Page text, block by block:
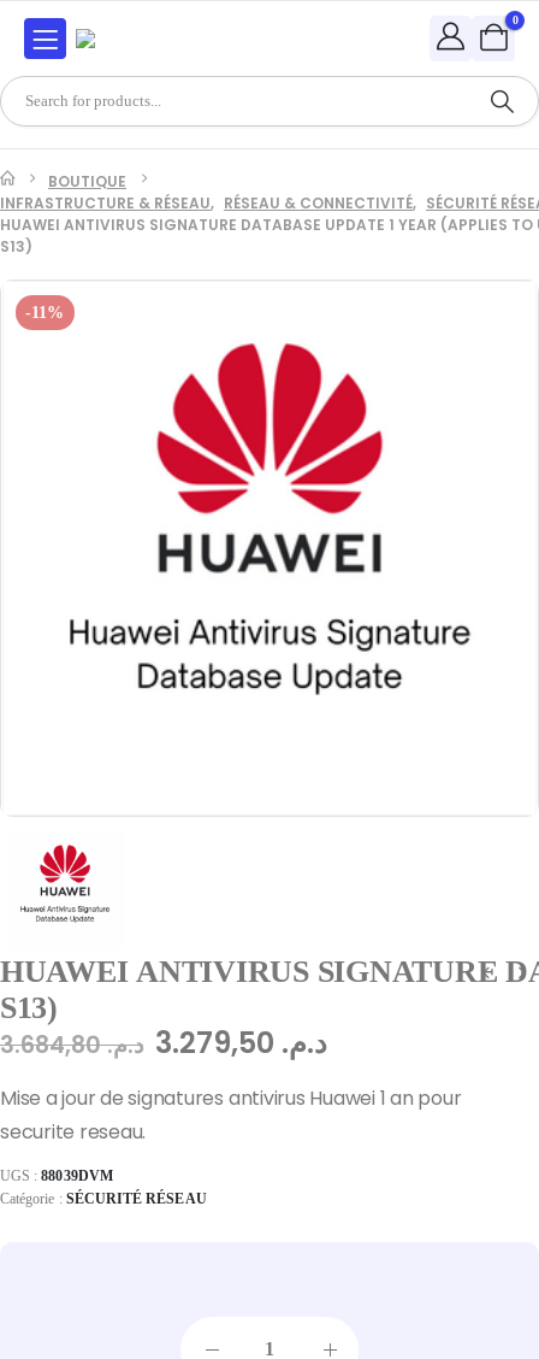
0
BOUTIQUE
INFRASTRUCTURE & RÉSEAU, RÉSEAU & CONNECTIVITÉ, SÉCURITÉ
HUAWEI ANTIVIRUS SIGNATURE DATABASE UPDATE 1 YEAR (APPLIES
S13)
-11%
HUAWEI ANTIVIRUS SIGNATURE
S13)
د.م.3.684,80 د.م.
Mise a jour de signatures antivirus Huawei 1 an pour
securite reseau.
UGS :88039DVM
Catégorie : SÉCURITÉ RÉSEAU